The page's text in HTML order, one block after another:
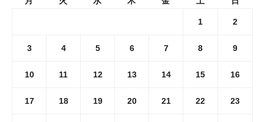
1 2
3 4 5 6 7 8 9
10 11 12 13 14 15 16
17 18 19 20 21 22 23